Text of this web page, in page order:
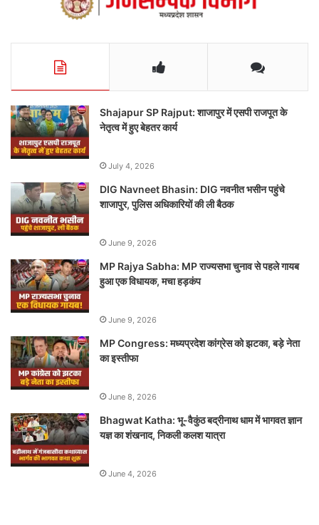
Shajapur SP Rajput: शाजापुर में एसपी राजपूत के
नेतृत्व में हुए बेहतर कार्य
July 4, 2026
DIG Navneet Bhasin: DIG नवनीत भसीन पहुंचे
शाजापुर, पुलिस अधिकारियों की ली बैठक
June 9, 2026
MP Rajya Sabha: MP राज्यसभा चुनाव से पहले गायब
हुआ एक विधायक, मचा हड़कंप
June 9, 2026
MP Congress: मध्यप्रदेश कांग्रेस को झटका, बड़े नेता
का इस्तीफा
June 8, 2026
Bhagwat Katha: भू-वैकुंठ बद्रीनाथ धाम में भागवत ज्ञान
यज्ञ का शंखनाद, निकली कलश यात्रा
June 4, 2026